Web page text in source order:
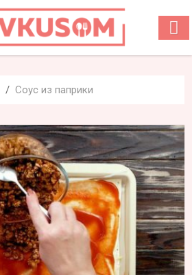
Соус из паприки